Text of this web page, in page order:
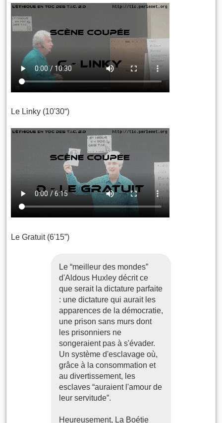
Le Linky (10'30“)
Le Gratuit (6'15”)
Le “meilleur des mondes”
d'Aldous Huxley décrit ce
que serait la dictature parfaite
: une dictature qui aurait les
apparences de la démocratie,
une prison sans murs dont
les prisonniers ne
songeraient pas à s'évader.
Un système d'esclavage où,
grâce à la consommation et
au divertissement, les
esclaves “auraient l'amour de
leur servitude”.
Heureusement, La Boétie